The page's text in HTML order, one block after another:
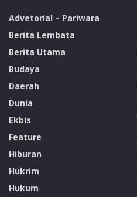
Advetorial – Pariwara
Berita Lembata
Berita Utama
Budaya
Daerah
Dunia
Ekbis
Feature
Hiburan
Hukrim
Hukum